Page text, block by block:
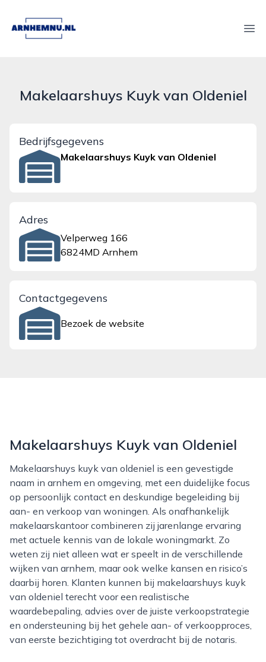
arnhemnu.nl
Makelaarshuys Kuyk van Oldeniel
Bedrijfsgegevens
Makelaarshuys Kuyk van Oldeniel
Adres
Velperweg 166
6824MD Arnhem
Contactgegevens
Bezoek de website
Makelaarshuys Kuyk van Oldeniel
Makelaarshuys kuyk van oldeniel is een gevestigde
naam in arnhem en omgeving, met een duidelijke focus
op persoonlijk contact en deskundige begeleiding bij
aan- en verkoop van woningen. Als onafhankelijk
makelaarskantoor combineren zij jarenlange ervaring
met actuele kennis van de lokale woningmarkt. Zo
weten zij niet alleen wat er speelt in de verschillende
wijken van arnhem, maar ook welke kansen en risico’s
daarbij horen. Klanten kunnen bij makelaarshuys kuyk
van oldeniel terecht voor een realistische
waardebepaling, advies over de juiste verkoopstrategie
en ondersteuning bij het gehele aan- of verkoopproces,
van eerste bezichtiging tot overdracht bij de notaris.